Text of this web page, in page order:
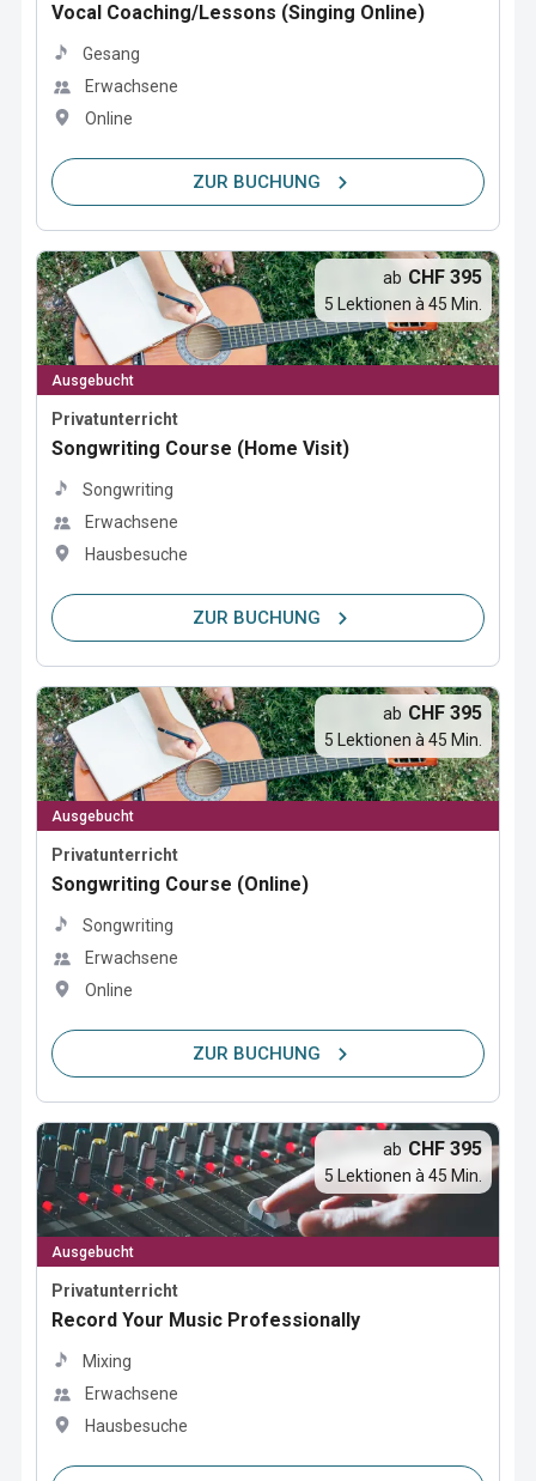
Vocal Coaching/Lessons (Singing Online)
Gesang
Erwachsene
Online
ZUR BUCHUNG
Ausgebucht
Privatunterricht
Songwriting Course (Home Visit)
Songwriting
Erwachsene
Hausbesuche
ab CHF 395
5 Lektionen à 45 Min.
ZUR BUCHUNG
Ausgebucht
Privatunterricht
Songwriting Course (Online)
Songwriting
Erwachsene
Online
ab CHF 395
5 Lektionen à 45 Min.
ZUR BUCHUNG
Ausgebucht
Privatunterricht
Record Your Music Professionally
Mixing
Erwachsene
Hausbesuche
ab CHF 395
5 Lektionen à 45 Min.